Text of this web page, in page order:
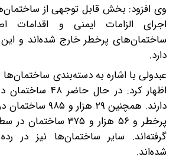
وی افزود: بخش قابل توجهی از
اجرای الزامات ایمنی و اقدامات
ساختمان‌های پرخطر خارج شده‌اند و این
دارد.
عبدولی با اشاره به دسته‌بندی
اظهار کرد: در حال
دارند. همچنین ۲۹
پرخطر و ۵۶ هزار و ۳۷۵
گرفته‌اند. سایر ساختمان‌ها نیز در
شده‌اند.